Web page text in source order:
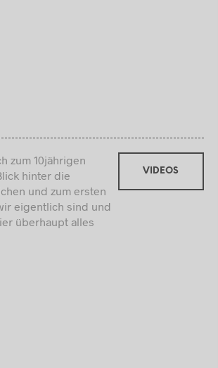
zum 10jährigen
hinter die
und zum ersten
eigentlich sind und
überhaupt alles
VIDEOS